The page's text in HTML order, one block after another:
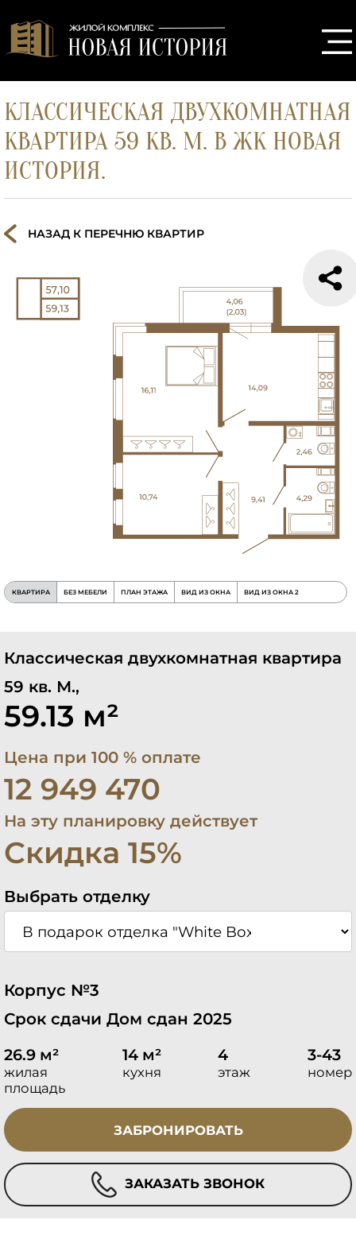
КЛАССИЧЕСКАЯ ДВУХКОМНАТНАЯ
КВАРТИРА 59 КВ. М. В ЖК НОВАЯ
ИСТОРИЯ.
Классическая двухкомнатная квартира
59 кв. М.,
59.13 м²
Цена при 100 % оплате
12 949 470
На эту планировку действует
Скидка 15%
Выбрать отделку
Корпус №3
Срок сдачи Дом сдан 2025
26.9 м²
жилая
площадь
14 м²
кухня
4
этаж
3-43
номер
ЗАБРОНИРОВАТЬ
ЗАКАЗАТЬ ЗВОНОК
НАЗАД К ПЕРЕЧНЮ КВАРТИР
КВАРТИРА БЕЗ МЕБЕЛИ ПЛАН ЭТАЖА ВИД ИЗ ОКНА ВИД ИЗ ОКНА 2